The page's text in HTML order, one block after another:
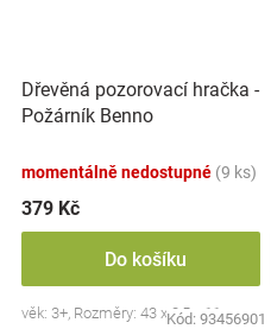
Dřevěná pozorovací hračka -
Požárník Benno
momentálně nedostupné (9 ks)
379 Kč
Do košíku
věk: 3+, Rozměry: 43 x 8,5 x 11 cm.
Kód: 93456901